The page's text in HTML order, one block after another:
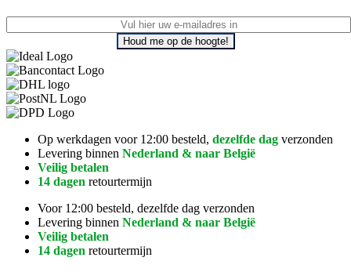
Houd me op de hoogte!
Op werkdagen voor 12:00 besteld, dezelfde dag verzonden
Levering binnen Nederland & naar België
Veilig betalen
14 dagen retourtermijn
Voor 12:00 besteld, dezelfde dag verzonden
Levering binnen Nederland & naar België
Veilig betalen
14 dagen retourtermijn